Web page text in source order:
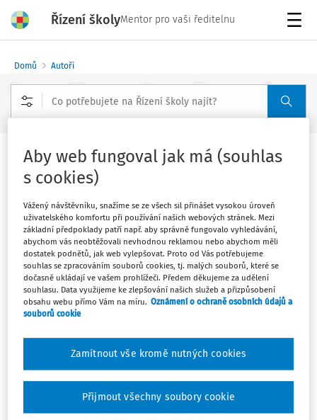
Řízení školyMentor pro vaši ředitelnu
Domů Autoři
Radek Antl - strana 1
Sledovat autora
Filtr
Počet vyhledaných dokumentů:1
Nejstarší
ČLÁNKY
Děti o prázdninách čeká důležitá mise:
Aby web fungoval jak má (souhlas
s cookies)
Vážený návštěvníku, snažíme se ze všech sil přinášet vysokou úroveň
uživatelského komfortu při používání našich webových stránek. Mezi
základní předpoklady patří např. aby správně fungovalo vyhledávání,
abychom vás neobtěžovali nevhodnou reklamou nebo abychom měli
dostatek podnětů, jak web vylepšovat. Proto od Vás potřebujeme
souhlas se zpracováním souborů cookies, tj. malých souborů, které se
dočasně ukládají ve vašem prohlížeči. Předem děkujeme za udělení
souhlasu. Data využijeme ke zlepšování našich služeb a přizpůsobení
obsahu webu přímo Vám na míru. Oznámení o ochraně osobních údajů a
souborů cookie
Zamítnout vše kromě nutných cookies
Přijmout všechny soubory cookie